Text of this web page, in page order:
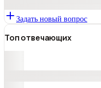
Задать новый вопрос
Топ отвечающих